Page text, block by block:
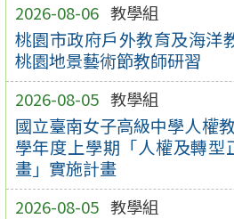
2026-08-06 教學組
桃園市政府戶外教育及海洋
桃園地景藝術節教師研習
2026-08-05 教學組
國立臺南女子高級中學人權
學年度上學期「人權及轉
畫」實施計畫
2026-08-05 教學組